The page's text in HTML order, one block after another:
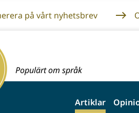
på vårt nyhetsbrev
Populärt om språk
Artiklar